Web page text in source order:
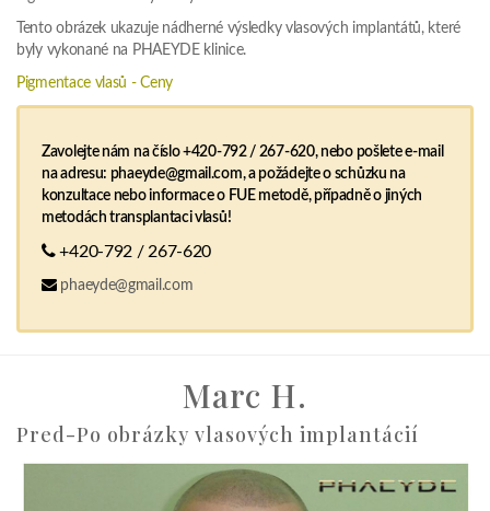
Tento obrázek ukazuje nádherné výsledky vlasových implantátů, které
byly vykonané na PHAEYDE klinice.
Pigmentace vlasů - Ceny
Zavolejte nám na číslo +420-792 / 267-620, nebo pošlete e-mail
na adresu: phaeyde@gmail.com, a požádejte o schůzku na
konzultace nebo informace o FUE metodě, případně o jiných
metodách transplantaci vlasů!
+420-792 / 267-620
phaeyde@gmail.com
Marc H.
Pred-Po obrázky vlasových implantácií